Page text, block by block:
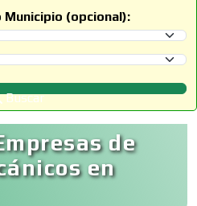
Municipio (opcional):
Buscar
de
en